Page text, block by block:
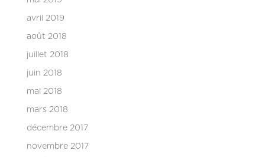
avril 2019
août 2018
juillet 2018
juin 2018
mai 2018
mars 2018
décembre 2017
novembre 2017